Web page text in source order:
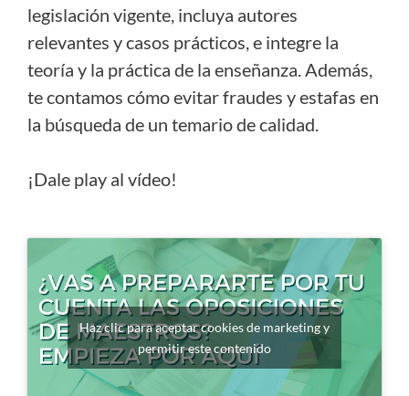
legislación vigente, incluya autores
relevantes y casos prácticos, e integre la
teoría y la práctica de la enseñanza. Además,
te contamos cómo evitar fraudes y estafas en
la búsqueda de un temario de calidad.
¡Dale play al vídeo!
Haz clic para aceptar cookies de marketing y
permitir este contenido